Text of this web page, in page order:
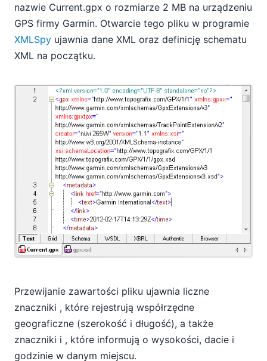
nazwie Current.gpx o rozmiarze 2 MB na urządzeniu
GPS firmy Garmin. Otwarcie tego pliku w programie
XMLSpy ujawnia dane XML oraz definicję schematu
XML na początku.
Przewijanie zawartości pliku ujawnia liczne
znaczniki , które rejestrują współrzędne
geograficzne (szerokość i długość), a także
znaczniki i , które informują o wysokości, dacie i
godzinie w danym miejscu.